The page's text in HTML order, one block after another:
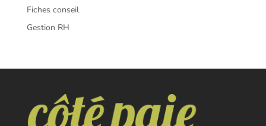
Fiches conseil
Gestion RH